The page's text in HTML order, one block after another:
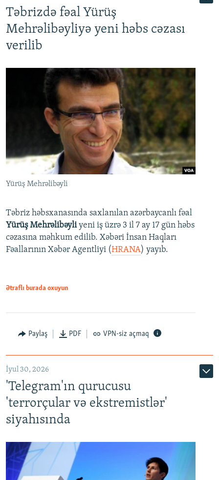
Təbrizdə fəal Yürüş
Mehrəlibəyliyə yeni həbs cəzası
verilib
Yürüş Mehrəlibəyli
Təbriz həbsxanasında saxlanılan azərbaycanlı fəal
Yürüş Mehrəlibəyliyeni iş üzrə 3 il 7 ay 17 gün həbs
cəzasına məhkum edilib. Xəbəri İnsan Haqları
Fəallarının Xəbər Agentliyi (HRANA) yayıb.
Ətraflı burada oxuyun
Paylaş PDF VPN-siz açmaq
İyul 30, 2026
'Telegram'ın qurucusu
'terrorçular və ekstremistlər'
siyahısında